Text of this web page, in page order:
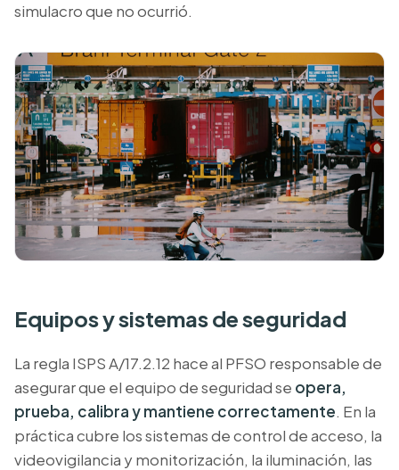
simulacro que no ocurrió.
Equipos y sistemas de seguridad
La regla ISPS A/17.2.12 hace al PFSO responsable de
asegurar que el equipo de seguridad se opera,
prueba, calibra y mantiene correctamente. En la
práctica cubre los sistemas de control de acceso, la
videovigilancia y monitorización, la iluminación, las